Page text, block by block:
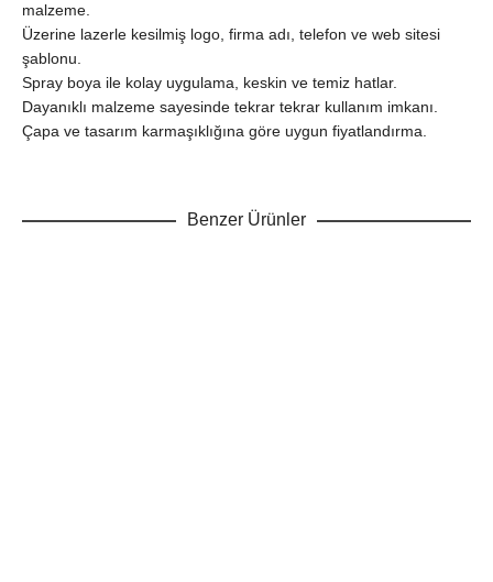
malzeme.
Üzerine lazerle kesilmiş logo, firma adı, telefon ve web sitesi
şablonu.
Spray boya ile kolay uygulama, keskin ve temiz hatlar.
Dayanıklı malzeme sayesinde tekrar tekrar kullanım imkanı.
Çapa ve tasarım karmaşıklığına göre uygun fiyatlandırma.
Benzer Ürünler